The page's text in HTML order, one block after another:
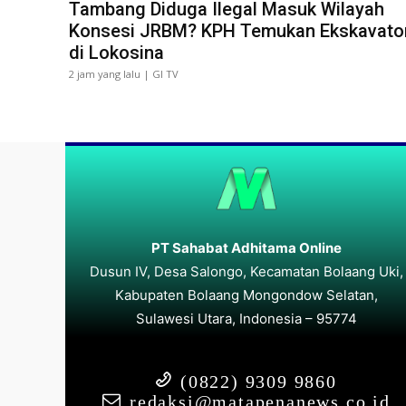
Tambang Diduga Ilegal Masuk Wilayah
Konsesi JRBM? KPH Temukan
di Lokosina
2 jam yang lalu | GI TV
PT Sahabat Adhitama Online
Dusun IV, Desa Salongo, Kecamatan Bolaang Uki,
Kabupaten Bolaang Mongondow Selatan,
Sulawesi Utara, Indonesia – 95774
(0822) 9309 9860
redaksi@matapenanews.co.id